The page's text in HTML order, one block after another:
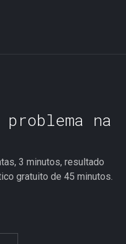
problema na
3 minutos, resultado
gratuito de 45 minutos.